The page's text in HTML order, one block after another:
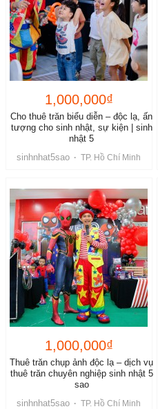
1,000,000₫
Cho thuê trăn biểu diễn – độc lạ, ấn
tượng cho sinh nhật, sự kiện | sinh
nhật 5
sinhnhat5sao · TP. Hồ Chí Minh
1,000,000₫
Thuê trăn chụp ảnh độc lạ – dịch vụ
thuê trăn chuyên nghiệp sinh nhật 5
sao
sinhnhat5sao · TP. Hồ Chí Minh